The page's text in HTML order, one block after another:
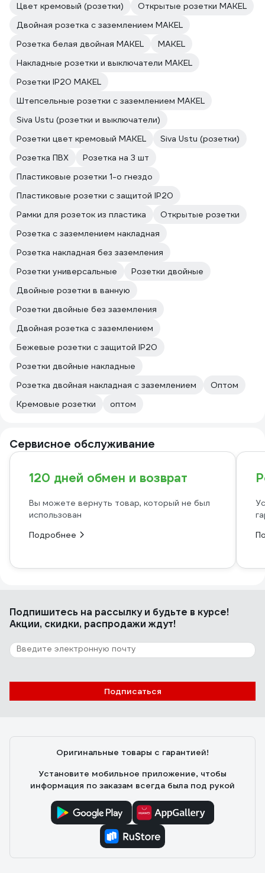
Цвет кремовый (розетки)
Открытые розетки MAKEL
Двойная розетка с заземлением MAKEL
Розетка белая двойная MAKEL
MAKEL
Накладные розетки и выключатели MAKEL
Розетки IP20 MAKEL
Штепсельные розетки с заземлением MAKEL
Siva Ustu (розетки и выключатели)
Розетки цвет кремовый MAKEL
Siva Ustu (розетки)
Розетка ПВХ
Розетка на 3 шт
Пластиковые розетки 1-о гнездо
Пластиковые розетки с защитой IP20
Рамки для розеток из пластика
Открытые розетки
Розетка с заземлением накладная
Розетка накладная без заземления
Розетки универсальные
Розетки двойные
Двойные розетки в ванную
Розетки двойные без заземления
Двойная розетка с заземлением
Бежевые розетки с защитой IP20
Розетки двойные накладные
Розетка двойная накладная с заземлением
Оптом
Кремовые розетки
оптом
Сервисное обслуживание
120 дней обмен и возврат
Вы можете вернуть товар, который не был
использован
Подробнее
Подпишитесь на рассылкуи будьте в курсе!
Акции, скидки, распродажи ждут!
Подписаться
Оригинальные товары с гарантией!
Установите мобильное приложение, чтобы
информация по заказам всегда была под рукой